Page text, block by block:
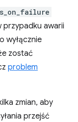
przypadku awarii
wyłącznie
zostać
problem
zmian, aby
przejść